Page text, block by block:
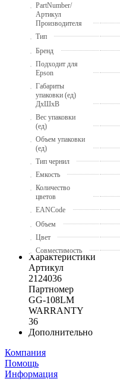
PartNumber/
Артикул
Производителя
Тип
Бренд
Подходит для
Epson
Габариты
упаковки (ед)
ДхШхВ
Вес упаковки
(ед)
Объем упаковки
(ед)
Тип чернил
Емкость
Количество
цветов
EANCode
Объем
Цвет
Совместимость
Характеристики
Артикул
2124036
Партномер
GG-108LM
WARRANTY
36
Дополнительно
Компания
Помощь
Информация